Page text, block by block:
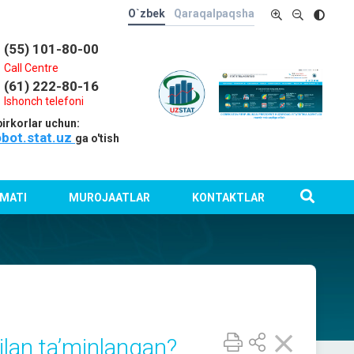
O`zbek Qaraqalpaqsha
(55) 101-80-00
Call Centre
(61) 222-80-16
Ishonch telefoni
uchun:
ga o'tish
MUROJAATLAR KONTAKTLAR
ta’minlangan?